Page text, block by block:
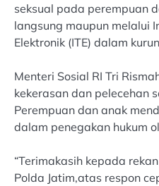
seksual pada perempuan
langsung maupun melalui
Elektronik (ITE) dalam
Menteri Sosial RI Tri
kekerasan dan pelecehan
Perempuan dan anak
dalam penegakan hukum
“Terimakasih kepada
Polda Jatim,atas respon